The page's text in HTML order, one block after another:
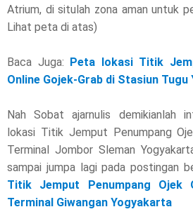
Atrium, di situlah zona aman untuk
Lihat peta di atas)
Baca Juga:
Peta lokasi Titik
Online Gojek-Grab di Stasiun
Nah Sobat ajarnulis demikianlah
lokasi Titik Jemput Penumpang
Terminal Jombor Sleman
sampai jumpa lagi pada postingan
Titik Jemput Penumpang Ojek
Terminal Giwangan Yogyakarta